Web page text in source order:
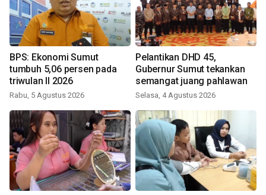
BPS: Ekonomi Sumut
tumbuh 5,06 persen pada
triwulan II 2026
Rabu, 5 Agustus 2026
Pelantikan DHD 45,
Gubernur Sumut tekankan
semangat juang pahlawan
Selasa, 4 Agustus 2026